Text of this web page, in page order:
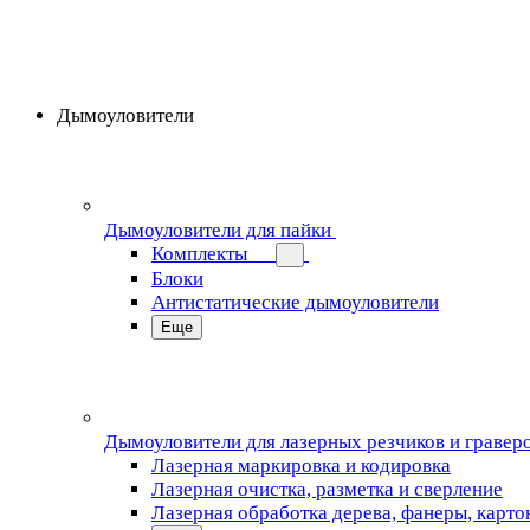
Дымоуловители
Дымоуловители для пайки
Комплекты
Блоки
Антистатические дымоуловители
Еще
Дымоуловители для лазерных резчиков и
Лазерная маркировка и кодировка
Лазерная очистка, разметка и сверление
Лазерная обработка дерева, фанеры,